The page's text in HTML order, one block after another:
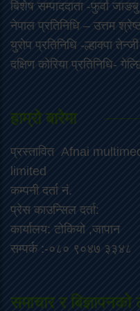
‍बिशेष सम्पाददाता -फुर्वा जा‌ङबु
नेपाल प्रतिनिधि – उत्तम
युरोप प्रतिनिधि -ल्हाक्पा
दक्षिण कोरिया प्रतिनिधि-
हाम्रो बारेमा
प्रस्तावित Afnai
limited
कम्पनी दर्ता नं.
प्रेस काउन्सिल दर्ता:
कार्यालय: टोकियो ,जापान
सम्पर्क :-०८० ९०४७ ३३४८
समाचार र बिज्ञापनको